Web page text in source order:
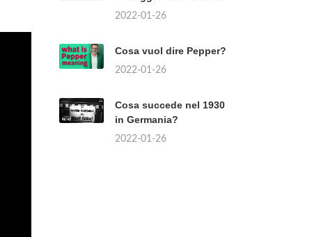
2022-01-26
Cosa vuol dire Pepper?
2022-01-26
Cosa succede nel 1930
in Germania?
2022-01-26